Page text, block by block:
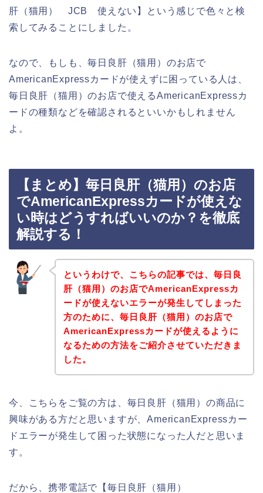
肝（猫用） JCB 使えない】という感じで色々と検
索してみることにしました。
なので、もしも、毎日良肝（猫用）のお店で
AmericanExpressカードが使えずに困っている人は、
毎日良肝（猫用）のお店で使えるAmericanExpressカ
ードの種類などを確認されるといいかもしれません
よ。
【まとめ】毎日良肝（猫用）のお店
でAmericanExpressカードが使えな
い時はどうすればいいのか？を徹底
解説する！
というわけで、こちらの記事では、毎日良
肝（猫用）のお店でAmericanExpressカ
ードが使えないエラーが発生してしまった
方のために、毎日良肝（猫用）のお店で
AmericanExpressカードが使えるように
なるための方法をご紹介させていただきま
した。
今、こちらをご覧の方は、毎日良肝（猫用）の商品に
興味がある方だと思いますが、AmericanExpressカー
ドエラーが発生して困った状態になった人だと思いま
す。
だから、携帯電話で【毎日良肝（猫用）